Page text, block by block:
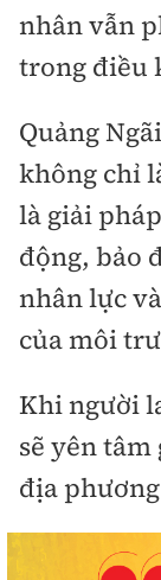
nhân vẫn
trong điều
Quảng
không chỉ
là giải
động, bảo
nhân lực
của môi
Khi người
sẽ yên
địa